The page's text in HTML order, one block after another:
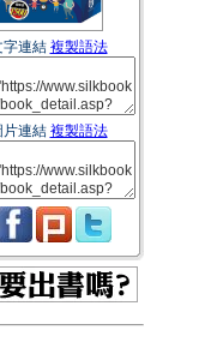
字連結 複製語法
片連結 複製語法